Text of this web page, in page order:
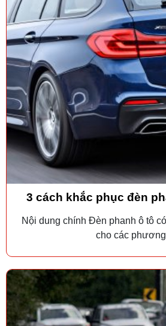
3 cách khắc phục đèn
Nội dung chính Đèn phanh ô tô
cho các